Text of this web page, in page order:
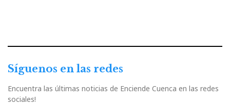
Síguenos en las redes
Encuentra las últimas noticias de Enciende Cuenca en las redes
sociales!